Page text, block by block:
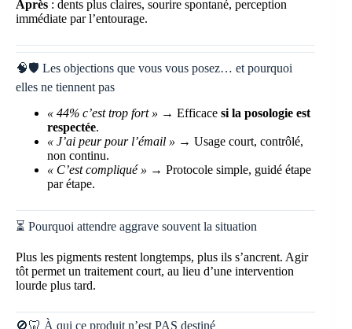
Après : dents plus claires, sourire spontané, perception
immédiate par l’entourage.
🧠🛡️ Les objections que vous vous posez… et pourquoi
elles ne tiennent pas
« 44% c’est trop fort » → Efficace si la posologie est
respectée.
« J’ai peur pour l’émail » → Usage court, contrôlé,
non continu.
« C’est compliqué » → Protocole simple, guidé étape
par étape.
⏳ Pourquoi attendre aggrave souvent la situation
Plus les pigments restent longtemps, plus ils s’ancrent. Agir
tôt permet un traitement court, au lieu d’une intervention
lourde plus tard.
🚫🦷 À qui ce produit n’est PAS destiné